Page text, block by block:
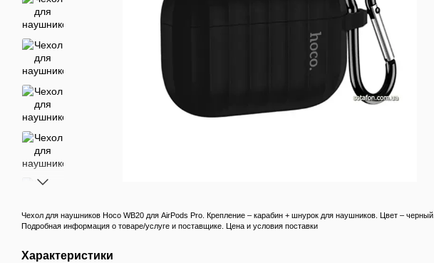
Чехол для наушников Hoco WB20 для AirPods Pro. Крепление – карабин + шнурок для наушников. Цвет – черный.
Подробная информация о товаре/услуге и поставщике. Цена и условия поставки
Характеристики